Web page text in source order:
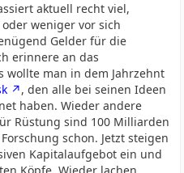
aktuell recht viel,
weniger vor sich
Gelder für die
erinnere an das
wollte man in dem Jahrzehnt
, den alle bei seinen Ideen
haben. Wieder andere
Rüstung sind 100 Milliarden
schon. Jetzt steigen
Kapitalaufgebot ein und